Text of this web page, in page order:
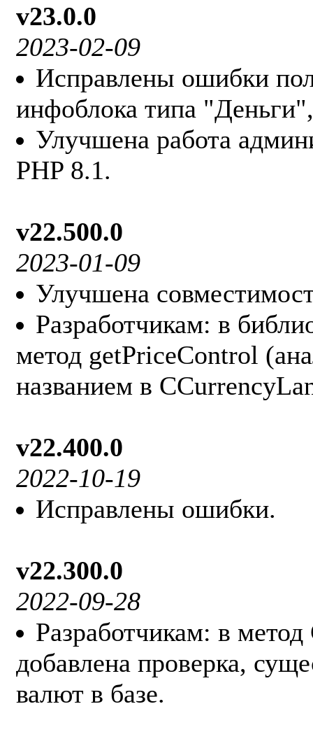
v23.0.0
2023-02-09
Исправлены ошибки
инфоблока типа
Улучшена работа
PHP 8.1.
v22.500.0
2023-01-09
Улучшена
Разработчикам: в
метод getPriceControl
названием в
v22.400.0
2022-10-19
Исправлены ошибки.
v22.300.0
2022-09-28
Разработчикам: в
добавлена проверка,
валют в базе.